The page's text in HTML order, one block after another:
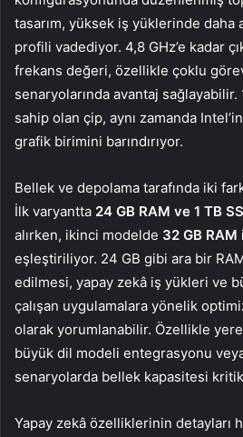
tasarım, yüksek iş yüklerinde
profili vadediyor. 4,8 GHz’e kadar
frekans değeri, özellikle çoklu
senaryolarında avantaj
sahip olan çip, aynı zamanda
grafik birimini barındırıyor.
Bellek ve depolama tarafında iki
İlk varyantta 24 GB RAM ve 1 TB
alırken, ikinci modelde 32 GB RAM
eşleştiriliyor. 24 GB gibi ara bir
edilmesi, yapay zekâ iş yükleri ve
çalışan uygulamalara yönelik
olarak yorumlanabilir. Özellikle
büyük dil modeli entegrasyonu
senaryolarda bellek kapasitesi
Yapay zekâ özelliklerinin detayları